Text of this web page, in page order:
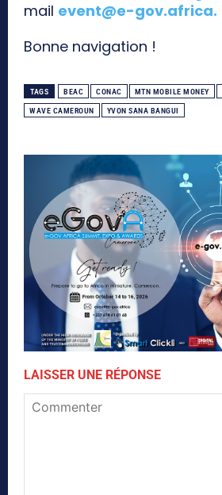
mail event@e-gov.africa.
Bonne navigation !
TAGS BEAC CONAC MTN MOBILE MONEY
WAVE CAMEROUN YVON SANA BANGUI
LAISSER UNE RÉPONSE